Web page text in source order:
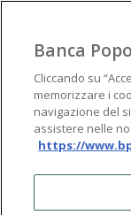
Banca
Cliccando su
memorizzare i
navigazione del
assistere nelle
https://